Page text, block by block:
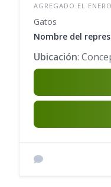
AGREGADO EL
Gatos
Nombre del
Ubicación: